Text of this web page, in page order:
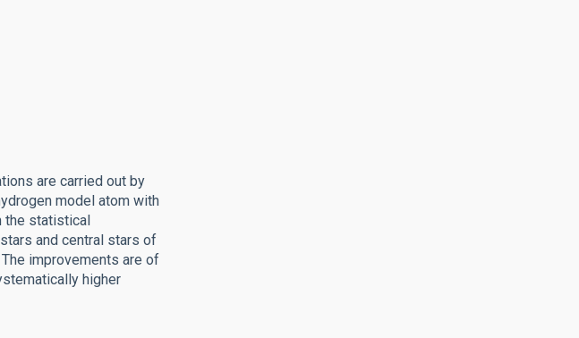
are carried out by
model atom with
the statistical
and central stars of
improvements are of
higher